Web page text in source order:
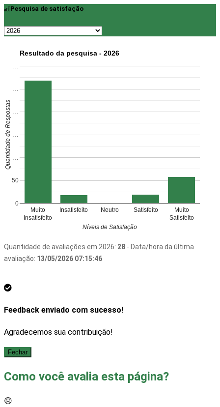
Pesquisa de satisfação
Resultado da pesquisa - 2026
Muito
Insatisfeito
Insatisfeito Neutro Satisfeito
Muito
Satisfeito
0
50
Níveis de Satisfação
Quantidade de Respostas
Quantidade de avaliações em 2026: 28 - Data/hora da última
avaliação: 13/05/2026 07:15:46
Feedback enviado com sucesso!
Agradecemos sua contribuição!
Fechar
Como você avalia esta página?
😞